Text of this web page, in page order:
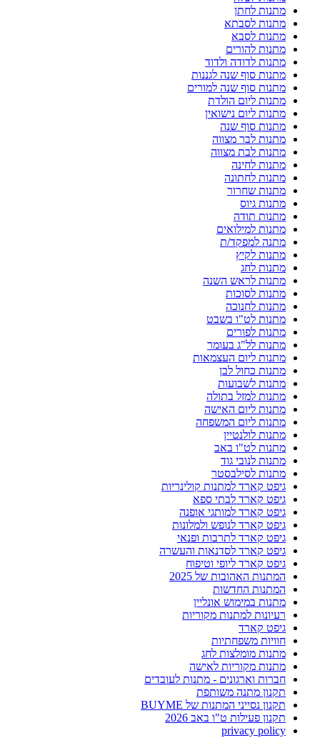
מתנות לחתן
מתנות לסבתא
מתנות לסבא
מתנות להורים
מתנות לדודה ולדוד
מתנות סוף שנה לגננות
מתנות סוף שנה למורים
מתנות ליום הולדת
מתנות ליום נישואין
מתנות סוף שנה
מתנות לבר מצווה
מתנות לבת מצווה
מתנות לחינה
מתנות לחתונה
מתנות שחרור
מתנות גיוס
מתנות תודה
מתנות למילואים
מתנה למפקד/ת
מתנות לקיץ
מתנות לחג
מתנות לראש השנה
מתנות לסוכות
מתנות לחנוכה
מתנות לט"ו בשבט
מתנות לפורים
מתנות לל"ג בעומר
מתנות ליום העצמאות
מתנות כחול לבן
מתנות לשבועות
מתנות למזל בתולה
מתנות ליום האישה
מתנות ליום המשפחה
מתנות לולנטיין
מתנות לט"ו באב
מתנות לנובי גוד
מתנות לסילבסטר
גיפט קארד למתנות קולינריות
גיפט קארד לבתי ספא
גיפט קארד למותגי אופנה
גיפט קארד לנופש ולמלונות
גיפט קארד לתרבות ופנאי
גיפט קארד לסדנאות והעשרה
גיפט קארד ליופי וטיפוח
המתנות האהובות של 2025
המתנות החדשות
מתנות במימוש אונליין
רעיונות למתנות מקוריות
גיפט קארד
חוויות משפחתיות
מתנות מומלצות לחג
מתנות מקוריות לאישה
חברות וארגונים - מתנות לעובדים
תקנון מתנה משותפת
תקנון נסייני המתנות של BUYME
תקנון פעילות ט"ו באב 2026
privacy policy